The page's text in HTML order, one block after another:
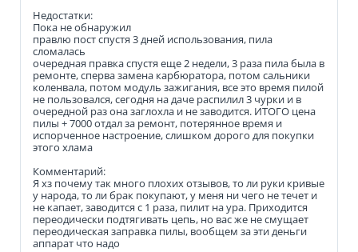
Недостатки:
Пока не обнаружил
правлю пост спустя 3 дней использования, пила
сломалась
очередная правка спустя еще 2 недели, 3 раза пила была в
ремонте, сперва замена карбюратора, потом сальники
коленвала, потом модуль зажигания, все это время пилой
не пользовался, сегодня на даче распилил 3 чурки и в
очередной раз она заглохла и не заводится. ИТОГО цена
пилы + 7000 отдал за ремонт, потерянное время и
испорченное настроение, слишком дорого для покупки
этого хлама
Комментарий:
Я хз почему так много плохих отзывов, то ли руки кривые
у народа, то ли брак покупают, у меня ни чего не течет и
не капает, заводится с 1 раза, пилит на ура. Приходится
переодически подтягивать цепь, но вас же не смущает
переодическая заправка пилы, вообщем за эти деньги
аппарат что надо